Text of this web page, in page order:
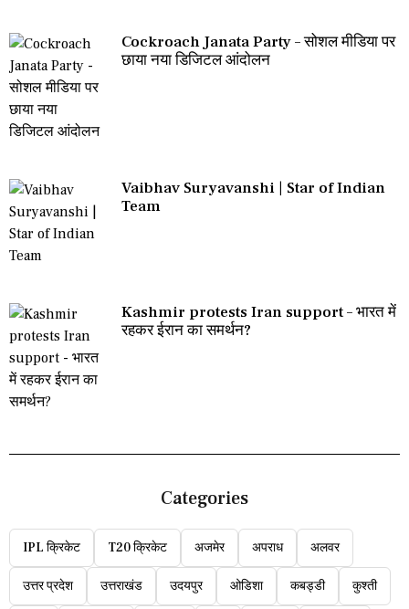
Cockroach Janata Party – सोशल मीडिया पर
छाया नया डिजिटल आंदोलन
Vaibhav Suryavanshi | Star of Indian
Team
Kashmir protests Iran support – भारत में
रहकर ईरान का समर्थन?
Categories
IPL क्रिकेट T20 क्रिकेट अजमेर अपराध अलवर
उत्तर प्रदेश उत्तराखंड उदयपुर ओडिशा कबड्डी कुश्ती